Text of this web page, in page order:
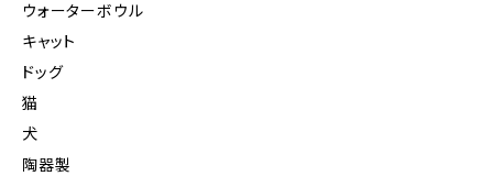
ウォーターボウル
キャット
ドッグ
猫
犬
陶器製